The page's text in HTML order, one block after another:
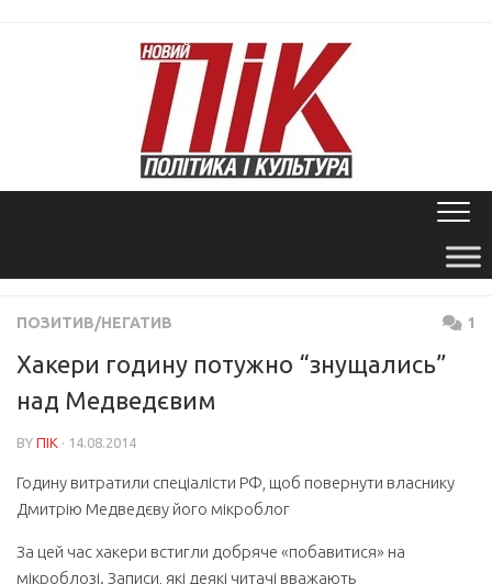
ПОЗИТИВ/НЕГАТИВ 1
Хакери годину потужно “знущались”
над Медведєвим
BY ПІК · 14.08.2014
Годину витратили спеціалісти РФ, щоб повернути власнику
Дмитрію Медведєву його мікроблог
За цей час хакери встигли добряче «побавитися» на
мікроблозі. Записи, які деякі читачі вважають